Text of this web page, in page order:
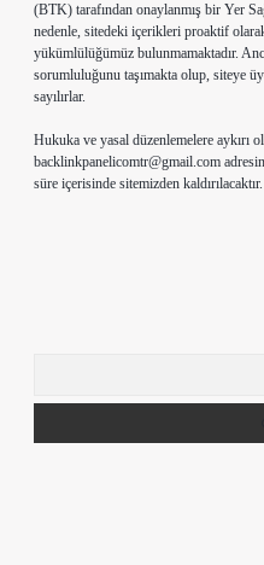
(BTK) tarafından onaylanmış bir Yer
nedenle, sitedeki içerikleri proaktif
yükümlülüğümüz bulunmamaktadır.
sorumluluğunu taşımakta olup, siteye
sayılırlar.
Hukuka ve yasal düzenlemelere aykırı
backlinkpanelicomtr@gmail.com
süre içerisinde sitemizden kaldırılacaktır.